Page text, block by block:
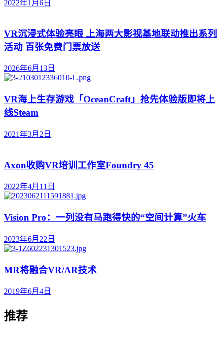
2022年1月6日
VR沉浸式体验亮眼 上海两大影视基地联动推出系列
活动 百张免费门票放送
2026年6月13日
VR海上生存游戏「OceanCraft」抢先体验版即将上
线Steam
2021年3月2日
Axon收购VR培训工作室Foundry 45
2022年4月11日
Vision Pro：一列没有马跑得快的“空间计算”火车
2023年6月22日
MR将融合VR/AR技术
2019年6月4日
推荐